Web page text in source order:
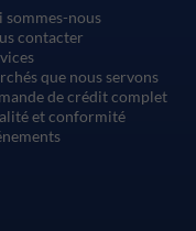
sommes-nous
contacter
que nous servons
de crédit complet
et conformité